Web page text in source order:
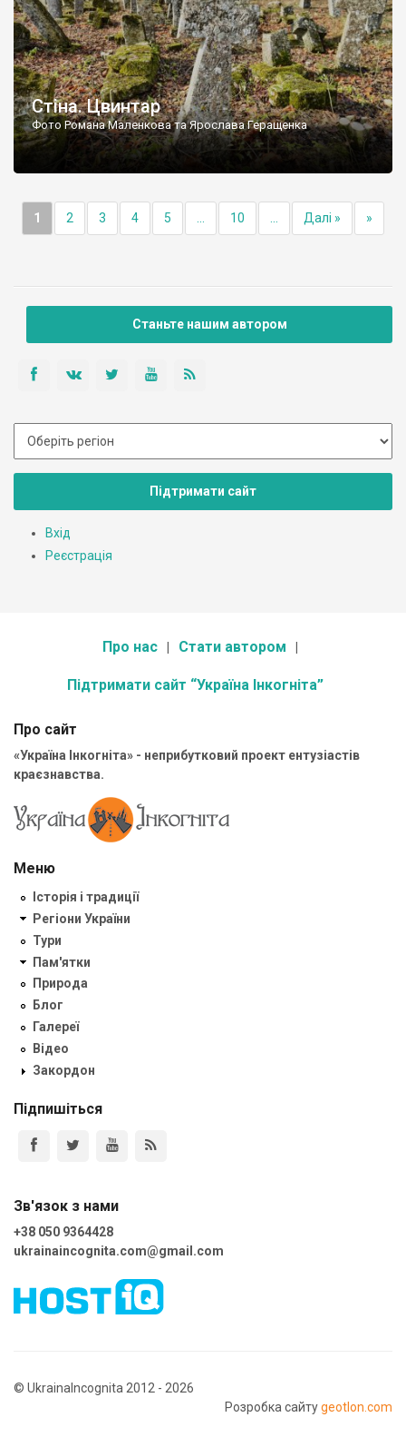
Стіна. Цвинтар
Фото Романа Маленкова та Ярослава Геращенка
1 2 3 4 5 10 Далі » »
Станьте нашим автором
Підтримати сайт
Вхід
Реєстрація
Про нас Стати автором
Підтримати сайт “Україна Інкогніта”
Про сайт
«Україна Інкогніта» - неприбутковий проект ентузіастів
краєзнавства.
Меню
Історія і традиції
Регіони України
Тури
Пам'ятки
Природа
Блог
Галереї
Відео
Закордон
Підпишіться
Зв'язок з нами
+38 050 9364428
ukrainaincognita.com@gmail.com
© UkrainaIncognita 2012 - 2026
Розробка сайтуgeotlon.com